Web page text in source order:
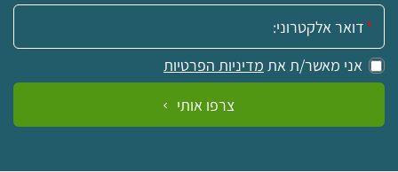
אימייל:
אני מאשר/ת את מדיניות הפרטיות
צרפו אותי